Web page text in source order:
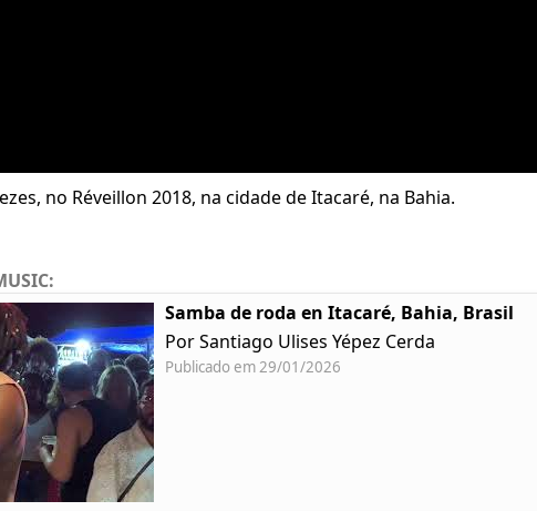
no Réveillon 2018, na cidade de Itacaré, na Bahia.
Samba de roda en Itacaré, Bahia, Brasil
Por Santiago Ulises Yépez Cerda
Publicado em 29/01/2026